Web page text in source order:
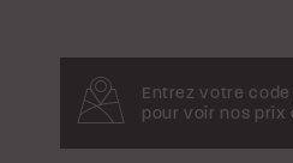
Entrez votre code
pour voir nos prix